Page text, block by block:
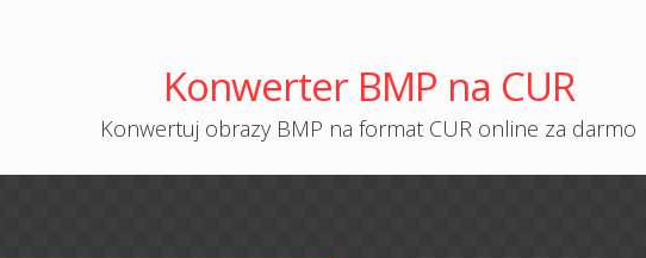
Konwerter BMP na CUR
Konwertuj obrazy BMP na format CUR online za darmo